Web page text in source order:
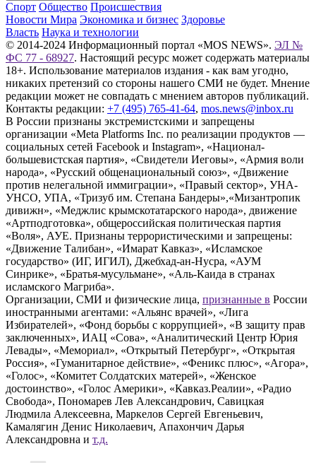
Спорт Общество Происшествия
Новости Мира Экономика и бизнес Здоровье
Власть Наука и технологии
© 2014-2024 Информационный портал «MOS NEWS». ЭЛ №
ФС 77 - 68927. Настоящий ресурс может содержать материалы
18+. Использование материалов издания - как вам угодно,
никаких претензий со стороны нашего СМИ не будет. Мнение
редакции может не совпадать с мнением авторов публикаций.
Контакты редакции: +7 (495) 765-41-64, mos.news@inbox.ru
В России признаны экстремистскими и запрещены
организации «Meta Platforms Inc. по реализации продуктов —
социальных сетей Facebook и Instagram», «Национал-
большевистская партия», «Свидетели Иеговы», «Армия воли
народа», «Русский общенациональный союз», «Движение
против нелегальной иммиграции», «Правый сектор», УНА-
УНСО, УПА, «Тризуб им. Степана Бандеры»,«Мизантропик
дивижн», «Меджлис крымскотатарского народа», движение
«Артподготовка», общероссийская политическая партия
«Воля», АУЕ. Признаны террористическими и запрещены:
«Движение Талибан», «Имарат Кавказ», «Исламское
государство» (ИГ, ИГИЛ), Джебхад-ан-Нусра, «АУМ
Синрике», «Братья-мусульмане», «Аль-Каида в странах
исламского Магриба».
Организации, СМИ и физические лица, признанные в России
иностранными агентами: «Альянс врачей», «Лига
Избирателей», «Фонд борьбы с коррупцией», «В защиту прав
заключенных», ИАЦ «Сова», «Аналитический Центр Юрия
Левады», «Мемориал», «Открытый Петербург», «Открытая
Россия», «Гуманитарное действие», «Феникс плюс», «Агора»,
«Голос», «Комитет Солдатских матерей», «Женское
достоинство», «Голос Америки», «Кавказ.Реалии», «Радио
Свобода», Пономарев Лев Александрович, Савицкая
Людмила Алексеевна, Маркелов Сергей Евгеньевич,
Камалягин Денис Николаевич, Апахончич Дарья
Александровна и т.д.